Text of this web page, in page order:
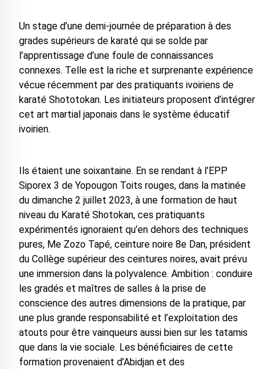
Un stage d’une demi-journée de préparation à des
grades supérieurs de karaté qui se solde par
l’apprentissage d’une foule de connaissances
connexes. Telle est la riche et surprenante expérience
vécue récemment par des pratiquants ivoiriens de
karaté Shototokan. Les initiateurs proposent d’intégrer
cet art martial japonais dans le système éducatif
ivoirien.
Ils étaient une soixantaine. En se rendant à l’EPP
Siporex 3 de Yopougon Toits rouges, dans la matinée
du dimanche 2 juillet 2023, à une formation de haut
niveau du Karaté Shotokan, ces pratiquants
expérimentés ignoraient qu’en dehors des techniques
pures, Me Zozo Tapé, ceinture noire 8e Dan, président
du Collège supérieur des ceintures noires, avait prévu
une immersion dans la polyvalence. Ambition : conduire
les gradés et maîtres de salles à la prise de
conscience des autres dimensions de la pratique, par
une plus grande responsabilité et l’exploitation des
atouts pour être vainqueurs aussi bien sur les tatamis
que dans la vie sociale. Les bénéficiaires de cette
formation provenaient d’Abidjan et des